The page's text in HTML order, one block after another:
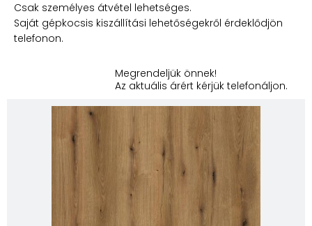
Csak személyes átvétel lehetséges.
Saját gépkocsis kiszállítási lehetőségekről érdeklődjön
telefonon.
Megrendeljük önnek!
Az aktuális árért kérjük telefonáljon.